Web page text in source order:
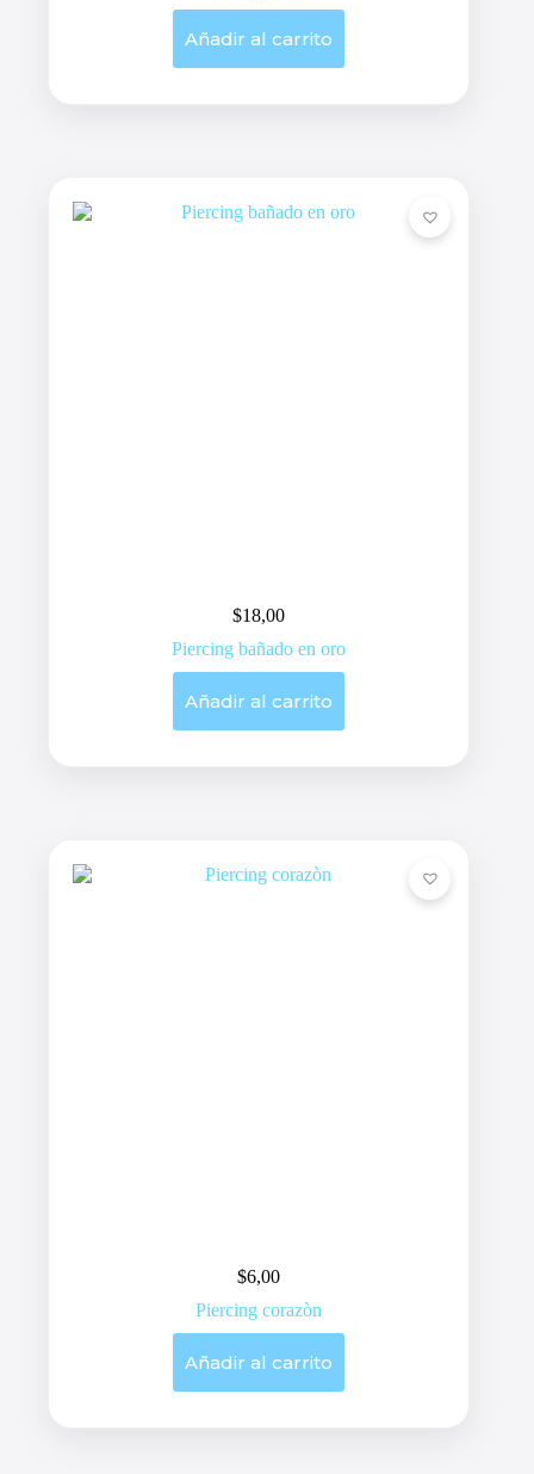
Añadir al carrito
$18,00
Piercing bañado en oro
Añadir al carrito
$6,00
Piercing corazòn
Añadir al carrito